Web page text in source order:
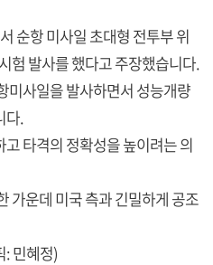
순항 미사일 초대형 전투부 위
험 발사를 했다고 주장했습니다.
미사일을 발사하면서 성능개량
다.
타격의 정확성을 높이려는 의
가운데 미국 측과 긴밀하게 공조
: 민혜정)